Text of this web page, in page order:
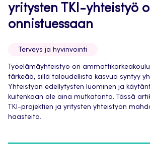
yritysten TKI-yhteistyö
onnistuessaan
Terveys ja hyvinvointi
Työelämäyhteistyö on
tärkeää, sillä taloudellista kasvua syntyy
Yhteistyön edellytysten luominen ja
kuitenkaan ole aina mutkatonta. Tässä
TKI-projektien ja yritysten yhteistyön
haasteita.